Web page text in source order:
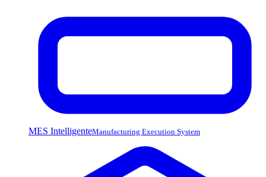
MES IntelligenteManufacturing Execution System